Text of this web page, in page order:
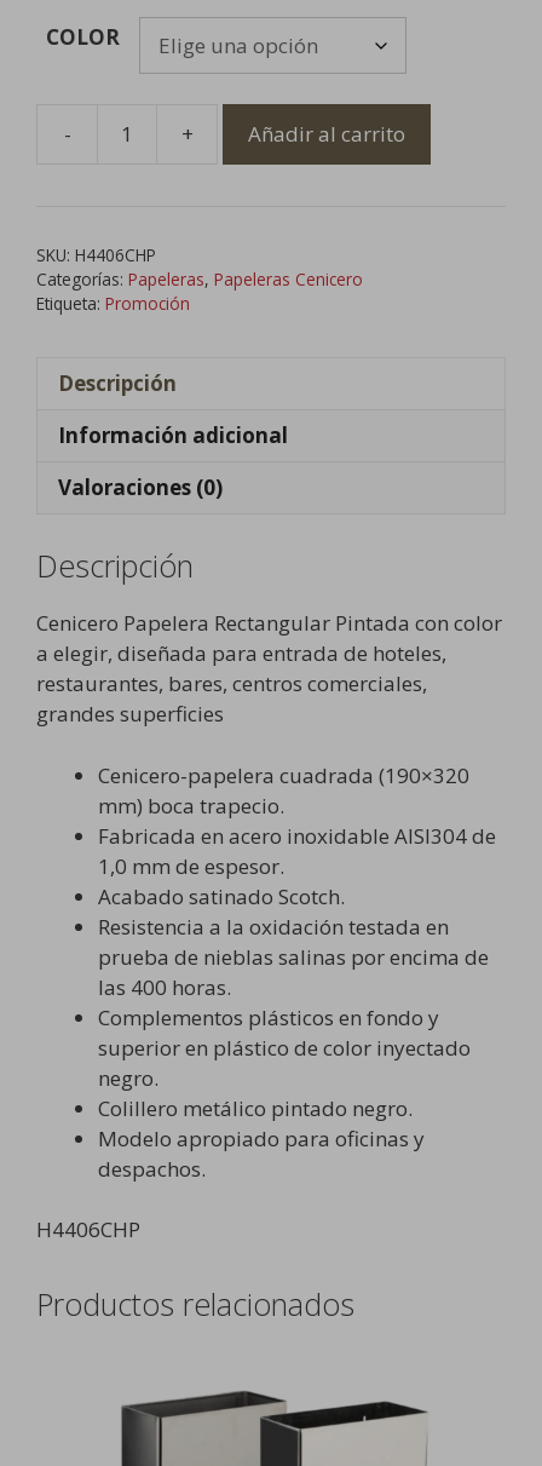
COLOR
-
Cenicero
cantidad
+ Añadir al carrito
SKU: H4406CHP
Categorías: Papeleras, Papeleras Cenicero
Etiqueta: Promoción
Descripción
Información adicional
Valoraciones (0)
Descripción
Cenicero Papelera Rectangular Pintada con color
a elegir, diseñada para entrada de hoteles,
restaurantes, bares, centros comerciales,
grandes superficies
Cenicero-papelera cuadrada (190×320
mm) boca trapecio.
Fabricada en acero inoxidable AISI304 de
1,0 mm de espesor.
Acabado satinado Scotch.
Resistencia a la oxidación testada en
prueba de nieblas salinas por encima de
las 400 horas.
Complementos plásticos en fondo y
superior en plástico de color inyectado
negro.
Colillero metálico pintado negro.
Modelo apropiado para oficinas y
despachos.
H4406CHP
Productos relacionados